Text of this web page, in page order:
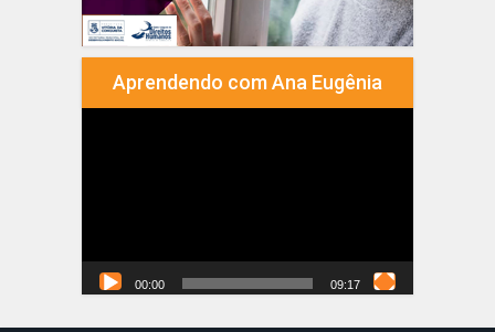
Aprendendo com Ana Eugênia
00:00 09:17